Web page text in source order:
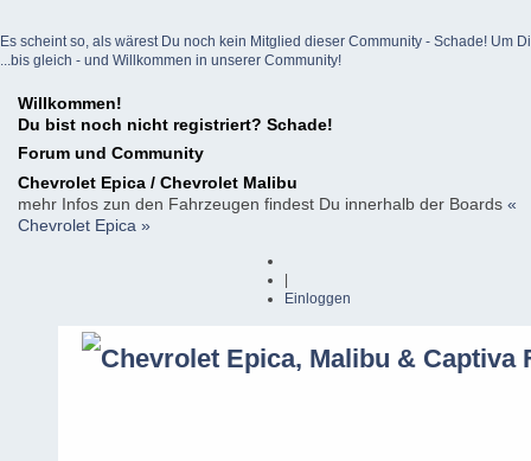
Es scheint so, als wärest Du noch kein Mitglied dieser Community - Schade! Um
...bis gleich - und Willkommen in unserer Community!
Willkommen!
Du bist noch nicht registriert? Schade!
Forum und Community
Chevrolet Epica / Chevrolet Malibu
mehr Infos zun den Fahrzeugen findest Du innerhalb der Boards «
Chevrolet Epica »
Einloggen